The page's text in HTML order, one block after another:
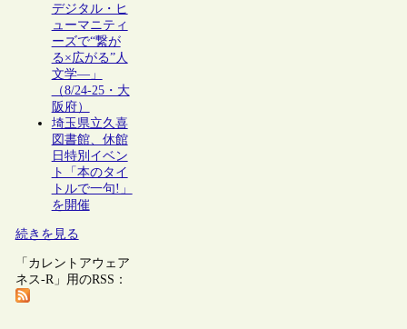
デジタル・ヒ
ューマニティ
ーズで“繋が
る×広がる”人
文学―」
（8/24-25・大
阪府）
埼玉県立久喜
図書館、休館
日特別イベン
ト「本のタイ
トルで一句!」
を開催
続きを見る
「カレントアウェア
ネス-R」用のRSS：